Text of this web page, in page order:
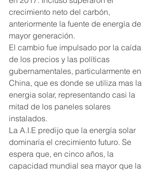
crecimiento neto del carbón,
anteriormente la fuente de energía de
mayor generación.
El cambio fue impulsado por la caída
de los precios y las políticas
gubernamentales, particularmente en
China, que es donde se utiliza mas la
energia solar, representando casi la
mitad de los paneles solares
instalados.
La A.I.E predijo que la energía solar
dominaría el crecimiento futuro. Se
espera que, en cinco años, la
capacidad mundial sea mayor que la